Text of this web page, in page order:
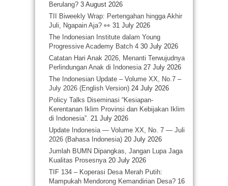
Berulang? 3 August 2026
TII Biweekly Wrap: Pertengahan hingga Akhir
Juli, Ngapain Aja? 👀 31 July 2026
The Indonesian Institute dalam Young
Progressive Academy Batch 4 30 July 2026
Catatan Hari Anak 2026, Menanti Terwujudnya
Perlindungan Anak di Indonesia 27 July 2026
The Indonesian Update – Volume XX, No.7 –
July 2026 (English Version) 24 July 2026
Policy Talks Diseminasi “Kesiapan-
Kerentanan Iklim Provinsi dan Kebijakan Iklim
di Indonesia”. 21 July 2026
Update Indonesia — Volume XX, No. 7 — Juli
2026 (Bahasa Indonesia) 20 July 2026
Jumlah BUMN Dipangkas, Jangan Lupa Jaga
Kualitas Prosesnya 20 July 2026
TIF 134 – Koperasi Desa Merah Putih:
Mampukah Mendorong Kemandirian Desa? 16